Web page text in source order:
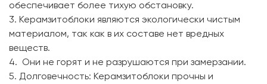
обеспечивает более тихую обстановку.
3. Керамзитоблоки являются экологически чистым
материалом, так как в их составе нет вредных
веществ.
4. Они не горят и не разрушаются при замерзании.
5. Долговечность: Керамзитоблоки прочны и